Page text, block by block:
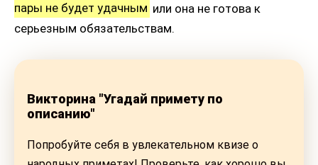
пары не будет удачным или она не готова к
серьезным обязательствам.
Викторина "Угадай примету по
описанию"
Попробуйте себя в увлекательном квизе о